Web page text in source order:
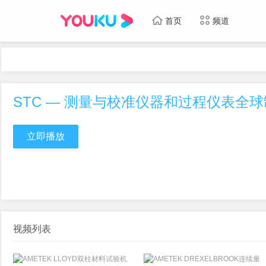
首页 频道
STC — 测量与校准仪器和过程仪表全
立即播放
视频列表